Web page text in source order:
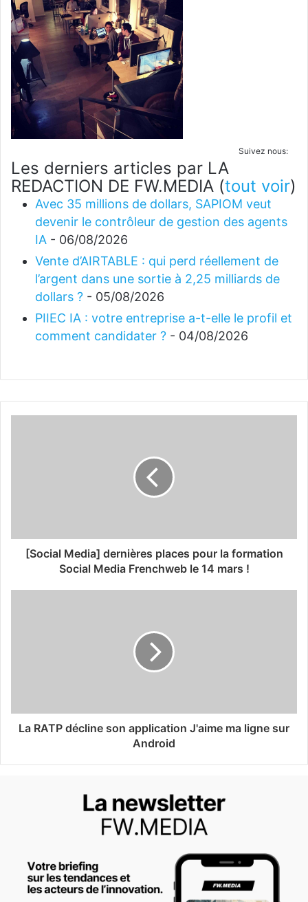
Suivez nous:
Les derniers articles par LA
REDACTION DE FW.MEDIA (tout voir)
Avec 35 millions de dollars, SAPIOM veut
devenir le contrôleur de gestion des agents
IA - 06/08/2026
Vente d’AIRTABLE : qui perd réellement de
l’argent dans une sortie à 2,25 milliards de
dollars ? - 05/08/2026
PIIEC IA : votre entreprise a-t-elle le profil et
comment candidater ? - 04/08/2026
[Social Media] dernières places pour la formation
Social Media Frenchweb le 14 mars !
La RATP décline son application J'aime ma ligne sur
Android